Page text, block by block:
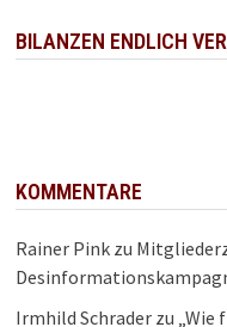
BILANZEN ENDLICH
KOMMENTARE
Rainer Pink zu
Irmhild Schrader zu „Wie